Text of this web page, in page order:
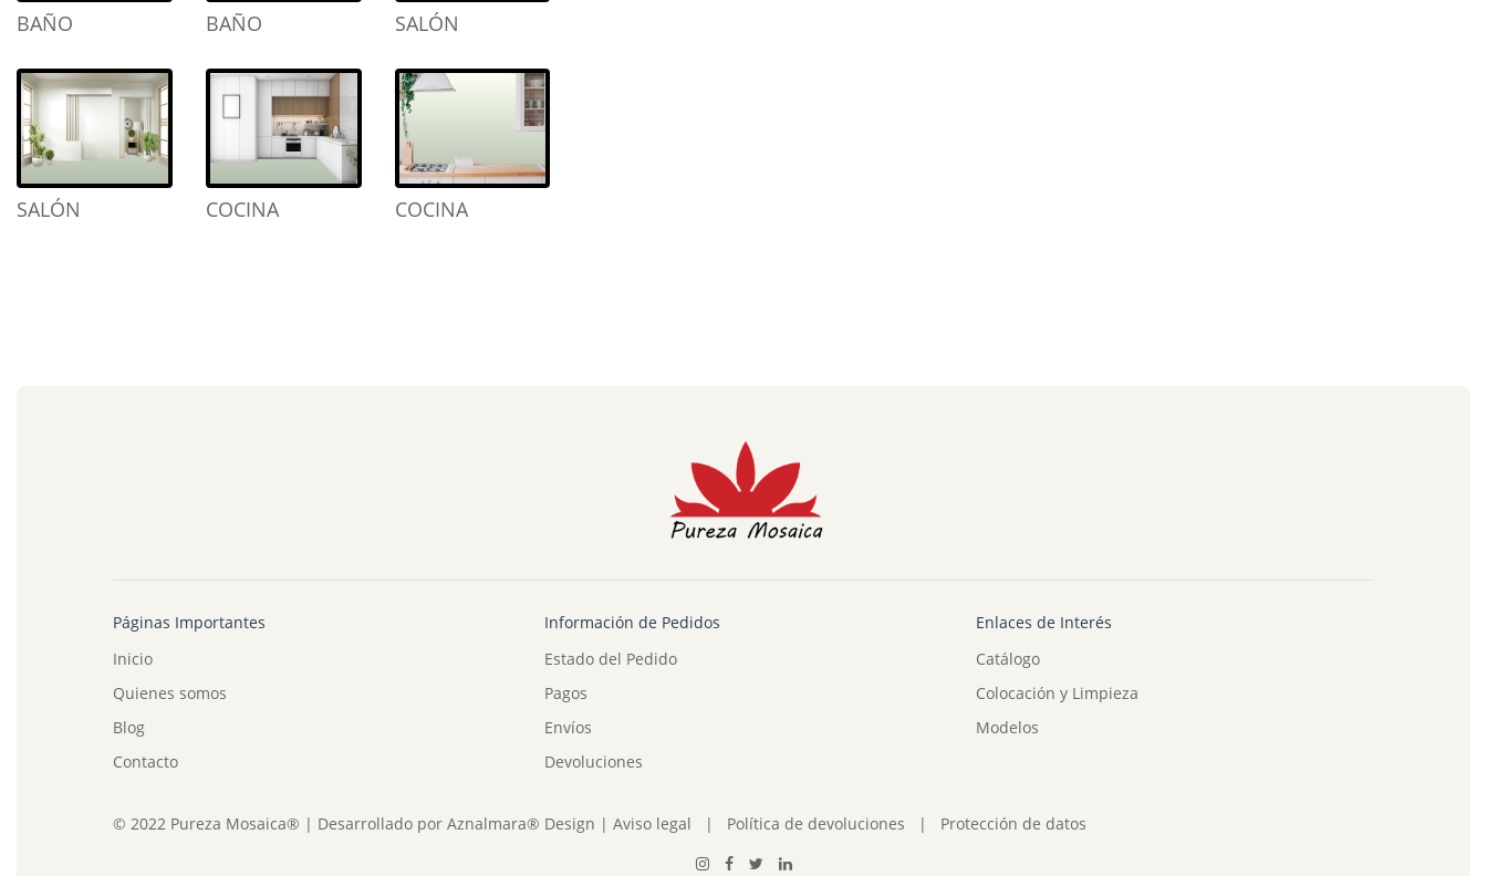
BAÑO BAÑO SALÓN
SALÓN COCINA COCINA
Páginas Importantes
Inicio
Quienes somos
Blog
Contacto
Información de Pedidos
Estado del Pedido
Pagos
Envíos
Devoluciones
Enlaces de Interés
Catálogo
Colocación y Limpieza
Modelos
© 2022 Pureza Mosaica® | Desarrollado por Aznalmara® Design | Aviso legal | Política de devoluciones | Protección de datos